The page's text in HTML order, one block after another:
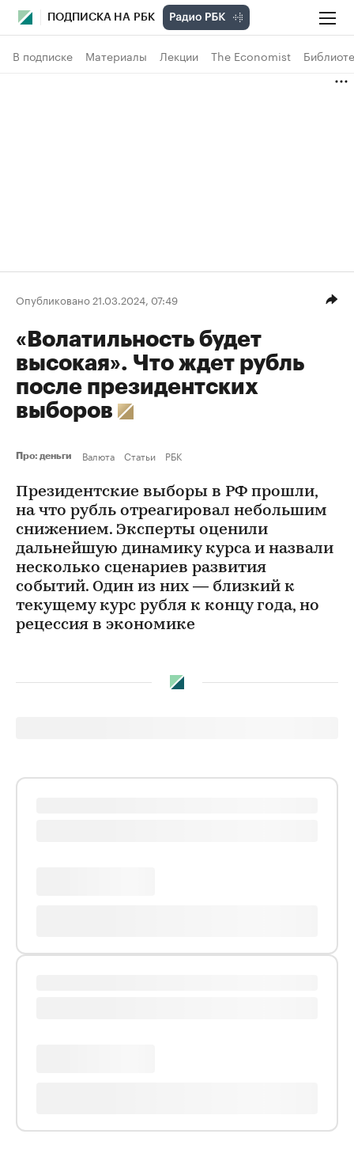
ПОДПИСКА НА РБК
В подписке Материалы Лекции The Economist
Опубликовано 21.03.2024, 07:49
«Волатильность будет
высокая». Что ждет рубль
после президентских
выборов
Про: деньги Валюта Статьи РБК
Президентские выборы в РФ прошли,
на что рубль отреагировал небольшим
снижением. Эксперты оценили
дальнейшую динамику курса и назвали
несколько сценариев развития
событий. Один из них — близкий к
текущему курс рубля к концу года, но
рецессия в экономике